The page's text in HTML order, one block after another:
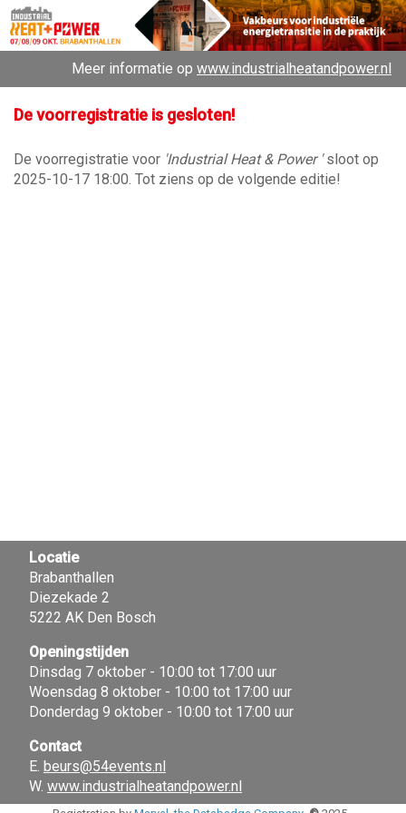
Meer informatie op www.industrialheatandpower.nl
De voorregistratie is gesloten!
De voorregistratie voor 'Industrial Heat & Power ' sloot op
2025-10-17 18:00. Tot ziens op de volgende editie!
Locatie
Brabanthallen
Diezekade 2
5222 AK Den Bosch
Openingstijden
Dinsdag 7 oktober - 10:00 tot 17:00 uur
Woensdag 8 oktober - 10:00 tot 17:00 uur
Donderdag 9 oktober - 10:00 tot 17:00 uur
Contact
E. beurs@54events.nl
W. www.industrialheatandpower.nl